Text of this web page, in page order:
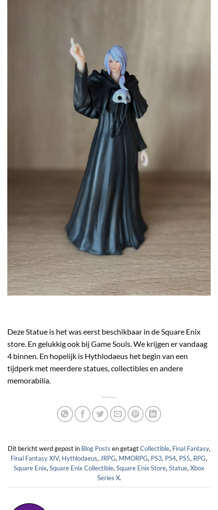
Deze Statue is het was eerst beschikbaar in de Square Enix
store. En gelukkig ook bij Game Souls. We krijgen er vandaag
4 binnen. En hopelijk is Hythlodaeus het begin van een
tijdperk met meerdere statues, collectibles en andere
memorabilia.
Dit bericht werd gepost in Blog Posts en getagtCollectible, Final Fantasy,
Final Fantasy XIV, Hythlodaeus,JRPG, MMORPG, PS3, PS4, PS5, RPG,
Square Enix,Square Enix Collectible,Square Enix Store,Statue,Xbox
Series X.